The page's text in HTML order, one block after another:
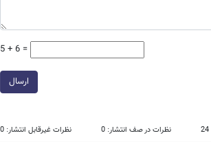
5 + 6 =
ارسال
نظرات در صف انتشار: 0 نظرات غیرقابل انتشار: 0